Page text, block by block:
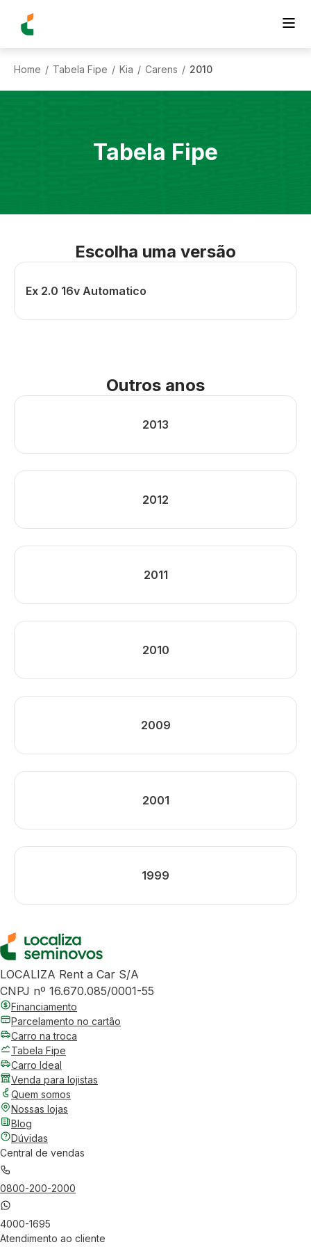
Home / Tabela Fipe / Kia / Carens / 2010
Tabela Fipe
Escolha uma versão
Ex 2.0 16v Automatico
Outros anos
2013
2012
2011
2010
2009
2001
1999
LOCALIZA Rent a Car S/A
CNPJ nº 16.670.085/0001-55
Financiamento
Parcelamento no cartão
Carro na troca
Tabela Fipe
Carro Ideal
Venda para lojistas
Quem somos
Nossas lojas
Blog
Dúvidas
Central de vendas
0800-200-2000
4000-1695
Atendimento ao cliente